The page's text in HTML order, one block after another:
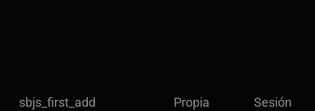
sbjs_first_add Propia Sesión